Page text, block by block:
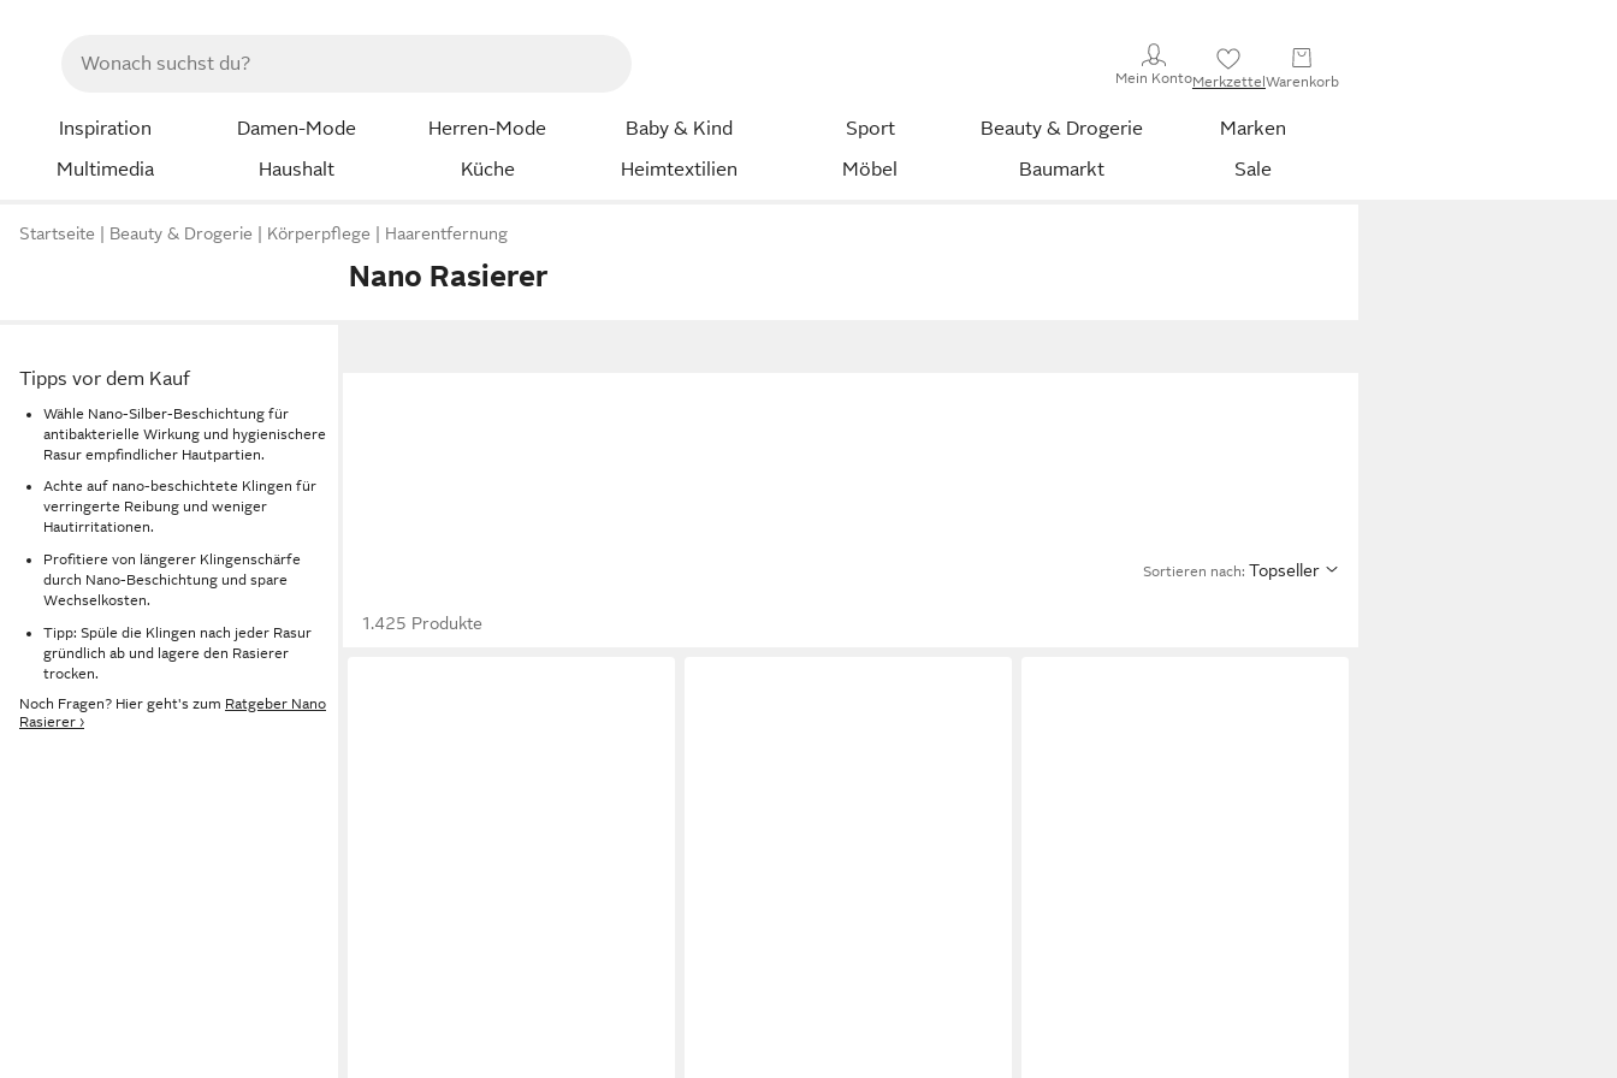
Mein KontoMerkzettelWarenkorb
Inspiration Damen-Mode Herren-Mode Baby & Kind Sport Beauty & Drogerie
Marken
Multimedia
Haushalt Küche Heimtextilien Möbel Baumarkt Sale
Startseite Beauty & Drogerie Körperpflege Haarentfernung
Nano Rasierer
Tipps vor dem Kauf
Wähle Nano-Silber-Beschichtung für
antibakterielle Wirkung und hygienischere
Rasur empfindlicher Hautpartien.
Achte auf nano-beschichtete Klingen für
verringerte Reibung und weniger
Hautirritationen.
Profitiere von längerer Klingenschärfe
durch Nano-Beschichtung und spare
Wechselkosten.
Tipp: Spüle die Klingen nach jeder Rasur
gründlich ab und lagere den Rasierer
trocken.
Noch Fragen? Hier geht's zum Ratgeber Nano
Rasierer ›
Sortieren nach: Topseller
1.425 Produkte